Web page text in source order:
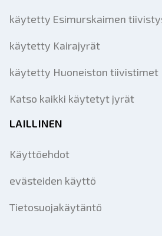
käytetty Esimurskaimen
käytetty Kairajyrät
käytetty Huoneiston tiivistimet
Katso kaikki käytetyt jyrät
LAILLINEN
Käyttöehdot
evästeiden käyttö
Tietosuojakäytäntö